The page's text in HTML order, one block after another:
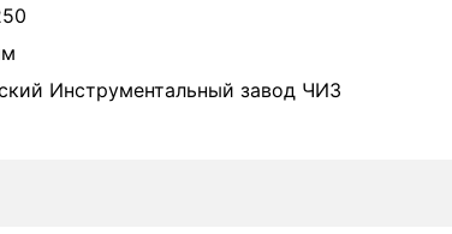
Инструментальный завод ЧИЗ